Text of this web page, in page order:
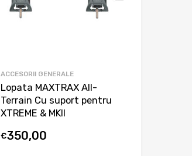
ACCESORII GENERALE
Lopata MAXTRAX All-
Terrain Cu suport pentru
XTREME & MKII
€350,00